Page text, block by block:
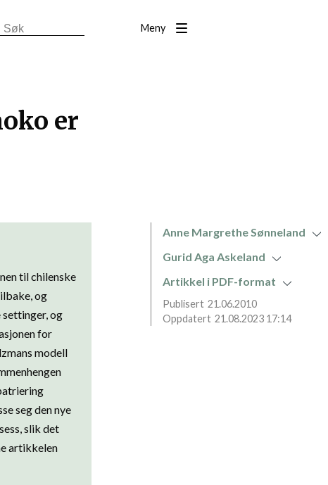
Meny
er
til chilenske
og
og
for
modell
seg den nye
slik det
artikkelen
Anne Margrethe Sønneland
Gurid Aga Askeland
Artikkel i PDF-format
21.06.2010
21.08.2023 17:14